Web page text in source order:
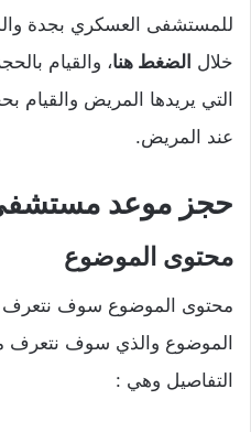
للمستشفى العسكري بجدة
خلال الضغط هنا، والقيام
التي يريدها المريض
عند المريض.
حجز موعد
محتوى الموضوع
محتوى الموضوع سوف
الموضوع والذي سوف
التفاصيل وهي :